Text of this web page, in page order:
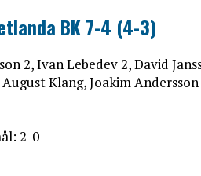
BK 7-4 (4-3)
2, Ivan Lebedev 2, David
Klang, Joakim Andersson
2-0